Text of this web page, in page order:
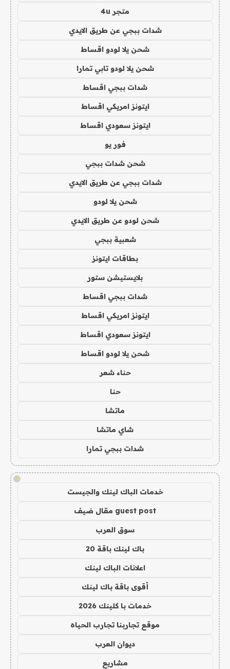
متجر 4u
شدات ببجي عن طريق الايدي
شحن يلا لودو اقساط
شحن يلا لودو تابي تمارا
شدات ببجي اقساط
ايتونز امريكي اقساط
ايتونز سعودي اقساط
فور يو
شحن شدات ببجي
شدات ببجي عن طريق الايدي
شحن يلا لودو
شحن لودو عن طريق الايدي
شعبية ببجي
بطاقات ايتونز
بلايستيشن ستور
شدات ببجي اقساط
ايتونز امريكي اقساط
ايتونز سعودي اقساط
شحن يلا لودو اقساط
حناء شعر
حنا
ماتشا
شاي ماتشا
شدات ببجي تمارا
!
خدمات الباك لينك والجيست
guest post مقال ضيف
سوق العرب
باك لينك باقة 20
اعلانات الباك لينك
أقوى باقة باك لينك
خدمات با كلينك 2026
موقع تجاربنا تجارب الحياه
ديوان العرب
مشاريع